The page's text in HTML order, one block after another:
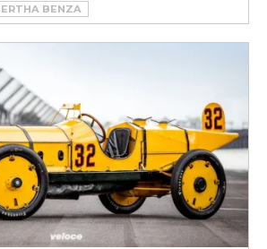
BENZA
#MUSEUMPILLS